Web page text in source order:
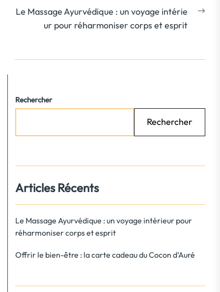
de
l’article
Le Massage Ayurvédique : un voyage intérie
ur pour réharmoniser corps et esprit
Rechercher
Rechercher
Articles Récents
Le Massage Ayurvédique : un voyage intérieur pour
réharmoniser corps et esprit
Offrir le bien-être : la carte cadeau du Cocon d’Auré